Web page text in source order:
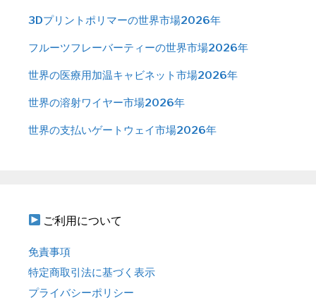
3Dプリントポリマーの世界市場2026年
フルーツフレーバーティーの世界市場2026年
世界の医療用加温キャビネット市場2026年
世界の溶射ワイヤー市場2026年
世界の支払いゲートウェイ市場2026年
ご利用について
免責事項
特定商取引法に基づく表示
プライバシーポリシー